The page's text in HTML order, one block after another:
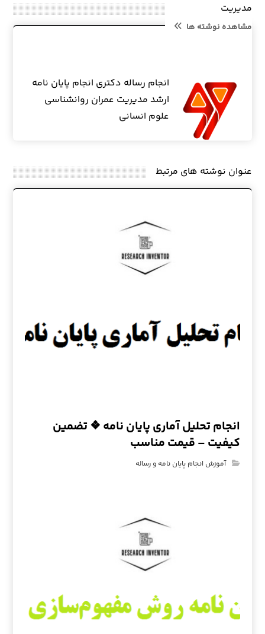
مدیریت
مشاهده نوشته ها
انجام رساله دکتری انجام پایان نامه
ارشد مدیریت عمران روانشناسی
علوم انسانی
عنوان ‫نوشته های مرتبط
انجام تحلیل آماری پایان نامه ❖ تضمین
کیفیت – قیمت مناسب
آموزش انجام پایان نامه و رساله